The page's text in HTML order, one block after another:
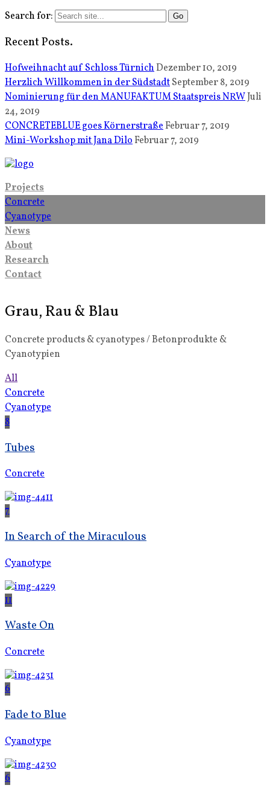
Search for:
Recent Posts.
Hofweihnacht auf Schloss TürnichDezember 10, 2019
Herzlich Willkommen in der SüdstadtSeptember 8, 2019
Nominierung für den MANUFAKTUM Staatspreis NRWJuli
24, 2019
CONCRETEBLUE goes KörnerstraßeFebruar 7, 2019
Mini-Workshop mit Jana DiloFebruar 7, 2019
Projects
Concrete
Cyanotype
News
About
Research
Contact
Grau, Rau & Blau
Concrete products & cyanotypes / Betonprodukte &
Cyanotypien
All
Concrete
Cyanotype
8
Tubes
Concrete
7
In Search of the Miraculous
Cyanotype
11
Waste On
Concrete
6
Fade to Blue
Cyanotype
6